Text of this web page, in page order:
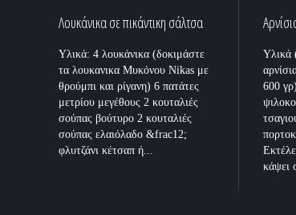
Λουκάνικα σε πικάντικη σάλτσα
Υλικά: 4 λουκάνικα (δοκιμάστε
τα λουκανικα Μυκόνου Nikas με
θρούμπι και ρίγανη) 6 πατάτες
μετρίου μεγέθους 2 κουταλιές
σούπας βούτυρο 2 κουταλιές
σούπας ελαιόλαδο &frac12;
φλυτζάνι κέτσαπ ή...
Υλικά
600
κάψει